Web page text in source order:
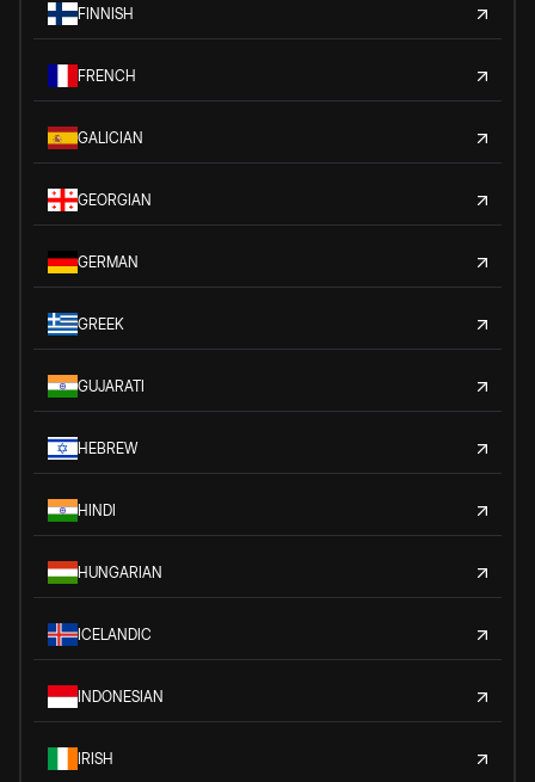
FINNISH
FRENCH
GALICIAN
GEORGIAN
GERMAN
GREEK
GUJARATI
HEBREW
HINDI
HUNGARIAN
ICELANDIC
INDONESIAN
IRISH